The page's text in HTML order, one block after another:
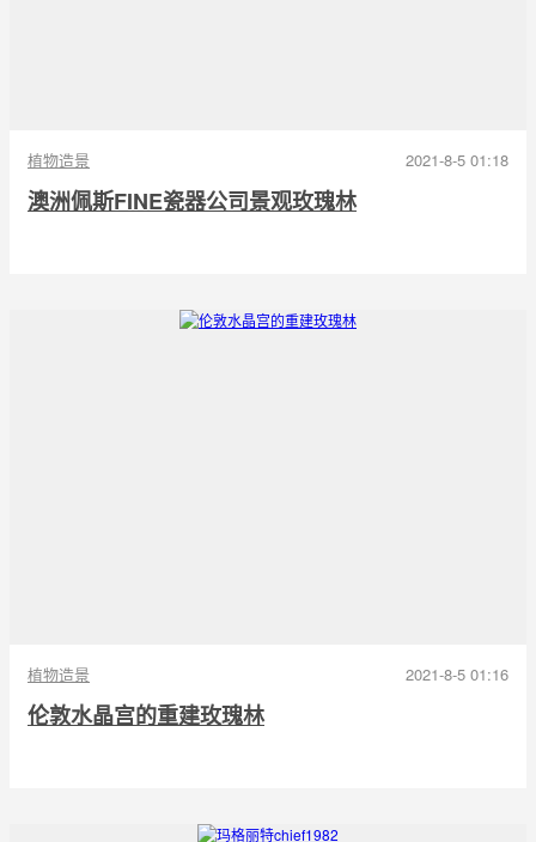
植物造景 2021-8-5 01:18
澳洲佩斯FINE瓷器公司景观玫瑰林
植物造景 2021-8-5 01:16
伦敦水晶宫的重建玫瑰林